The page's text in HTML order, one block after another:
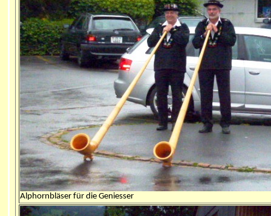
Alphornbläser für die Geniesser